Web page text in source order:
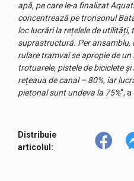
apă, pe care le-a finalizat
concentrează pe tronsonul
loc lucrări la rețelele de
suprastructură. Per ansamblu,
rulare tramvai se apropie de un
trotuarele, pistele de biciclete și
rețeaua de canal – 80%, iar
pietonal sunt undeva la 75%“,
Distribuie
articolul: